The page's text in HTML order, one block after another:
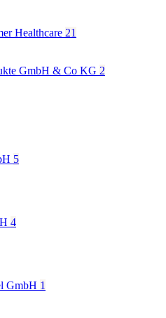
Healthcare 21
GmbH & Co KG 2
5
4
GmbH 1